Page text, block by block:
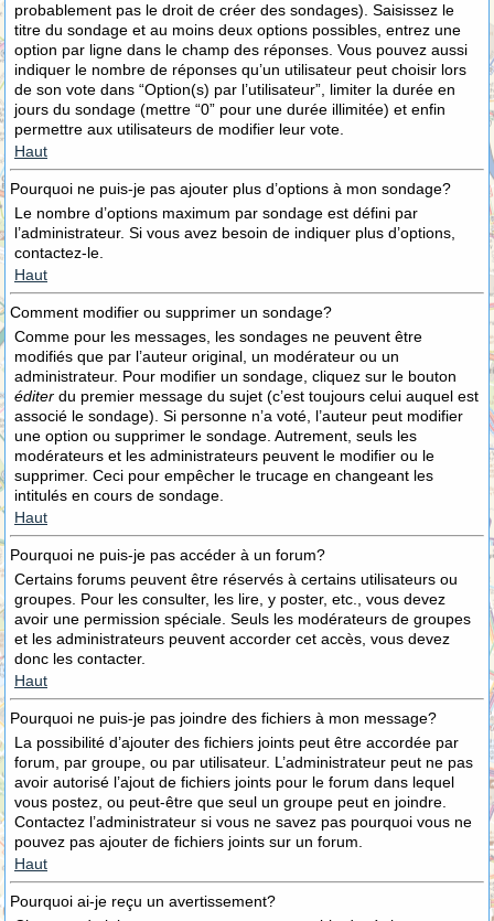
probablement pas le droit de créer des sondages). Saisissez le
titre du sondage et au moins deux options possibles, entrez une
option par ligne dans le champ des réponses. Vous pouvez aussi
indiquer le nombre de réponses qu’un utilisateur peut choisir lors
de son vote dans “Option(s) par l’utilisateur”, limiter la durée en
jours du sondage (mettre “0” pour une durée illimitée) et enfin
permettre aux utilisateurs de modifier leur vote.
Haut
Pourquoi ne puis-je pas ajouter plus d’options à mon sondage?
Le nombre d’options maximum par sondage est défini par
l’administrateur. Si vous avez besoin de indiquer plus d’options,
contactez-le.
Haut
Comment modifier ou supprimer un sondage?
Comme pour les messages, les sondages ne peuvent être
modifiés que par l’auteur original, un modérateur ou un
administrateur. Pour modifier un sondage, cliquez sur le bouton
éditer du premier message du sujet (c’est toujours celui auquel est
associé le sondage). Si personne n’a voté, l’auteur peut modifier
une option ou supprimer le sondage. Autrement, seuls les
modérateurs et les administrateurs peuvent le modifier ou le
supprimer. Ceci pour empêcher le trucage en changeant les
intitulés en cours de sondage.
Haut
Pourquoi ne puis-je pas accéder à un forum?
Certains forums peuvent être réservés à certains utilisateurs ou
groupes. Pour les consulter, les lire, y poster, etc., vous devez
avoir une permission spéciale. Seuls les modérateurs de groupes
et les administrateurs peuvent accorder cet accès, vous devez
donc les contacter.
Haut
Pourquoi ne puis-je pas joindre des fichiers à mon message?
La possibilité d’ajouter des fichiers joints peut être accordée par
forum, par groupe, ou par utilisateur. L’administrateur peut ne pas
avoir autorisé l’ajout de fichiers joints pour le forum dans lequel
vous postez, ou peut-être que seul un groupe peut en joindre.
Contactez l’administrateur si vous ne savez pas pourquoi vous ne
pouvez pas ajouter de fichiers joints sur un forum.
Haut
Pourquoi ai-je reçu un avertissement?